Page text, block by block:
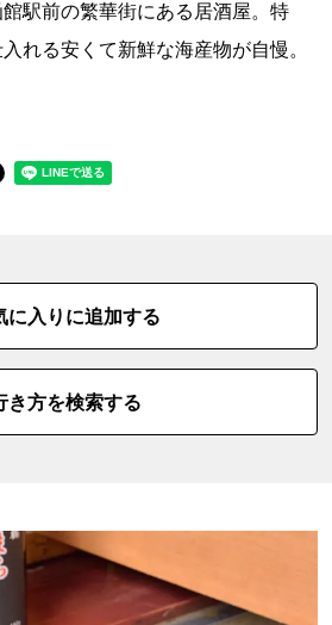
駅前の繁華街にある居酒屋。特
れる安くて新鮮な海産物が自慢。
に入りに追加する
き方を検索する